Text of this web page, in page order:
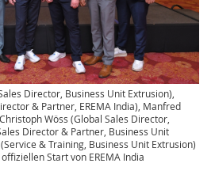
Director, Business Unit Extrusion),
& Partner, EREMA India), Manfred
Wöss (Global Sales Director,
Director & Partner, Business Unit
& Training, Business Unit Extrusion)
Start von EREMA India